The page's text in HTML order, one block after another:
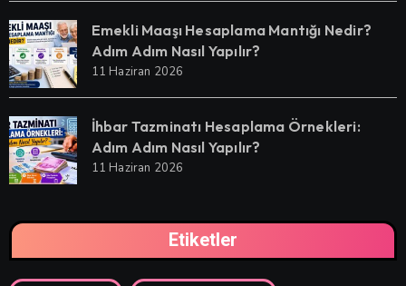
Emekli Maaşı Hesaplama Mantığı Nedir?
Adım Adım Nasıl Yapılır?
11 Haziran 2026
İhbar Tazminatı Hesaplama Örnekleri:
Adım Adım Nasıl Yapılır?
11 Haziran 2026
Etiketler